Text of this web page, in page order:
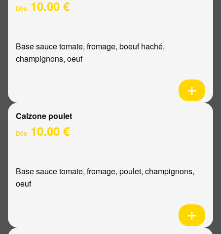
Dès 10.00 €
Base sauce tomate, fromage, boeuf haché,
champignons, oeuf
Calzone poulet
Dès 10.00 €
Base sauce tomate, fromage, poulet, champignons,
oeuf